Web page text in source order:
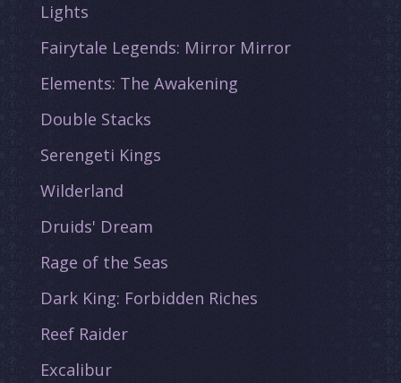
Lights
Fairytale Legends: Mirror Mirror
Elements: The Awakening
Double Stacks
Serengeti Kings
Wilderland
Druids' Dream
Rage of the Seas
Dark King: Forbidden Riches
Reef Raider
Excalibur